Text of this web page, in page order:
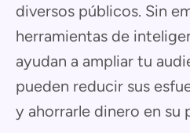
diversos públicos. Sin
herramientas de
ayudan a ampliar tu
pueden reducir sus
y ahorrarle dinero en su